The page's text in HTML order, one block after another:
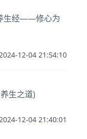
生经——修心为
12-04 21:54:10
生之道)
12-04 21:40:01